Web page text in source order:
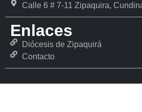
Calle 6 # 7-11 Zipaquira,
Enlaces
Diócesis de Zipaquirá
Contacto